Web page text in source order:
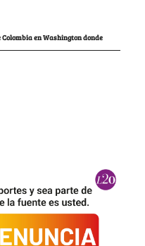
en Washington donde